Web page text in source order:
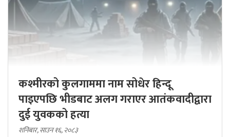
कश्मीरको कुलगाममा नाम सोधेर हिन्दू
पाइएपछि भीडबाट अलग गराएर आतंकवादीद्वारा
दुई युवकको हत्या
शनिबार, साउन १६, २०८३